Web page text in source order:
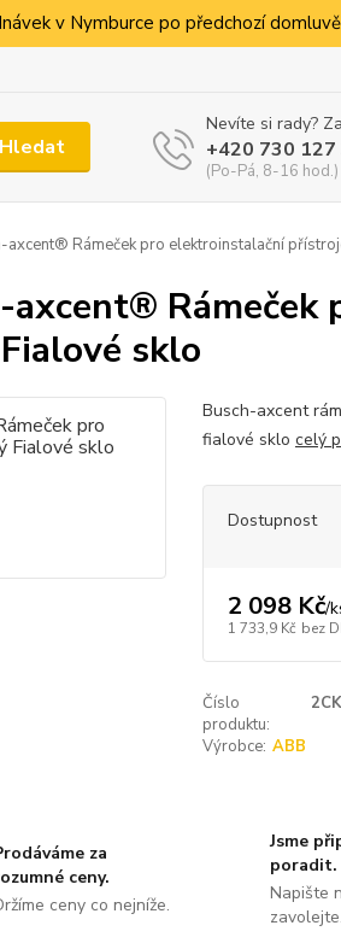
v Nymburce po předchozí
Hledat
Nevíte si rady?
+420 730 127
(Po-Pá, 8-16 hod.)
Rámeček pro elektroinstalační
sklo
Busch-axcent
fialové sklo celý
Dostupnost
2 098 Kč/
1 733,9 Kč bez
Číslo
produktu:
Výrobce: ABB
za
ceny.
ceny co nejníže.
Jsme
poradit.
Napište
zavolejte.